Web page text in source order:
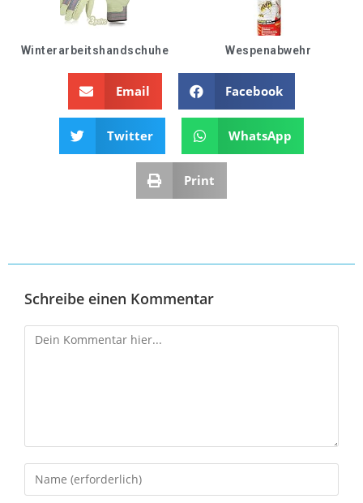
Winterarbeitshandschuhe Wespenabwehr
Email Facebook
Twitter WhatsApp
Print
Schreibe einen Kommentar